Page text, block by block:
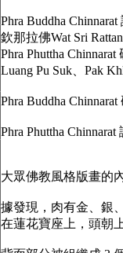
Phra Buddha
欽那拉佛Wat Sri
Phra Phuttha
Luang Pu Suk、Pak
Phra Buddha
Phra Phuttha
大眾佛教風格版畫的
據發現，肉有金、銀
在蓮花寶座上，頭朝